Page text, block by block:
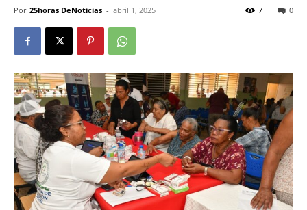
Por 25horas DeNoticias - abril 1, 2025 0
7